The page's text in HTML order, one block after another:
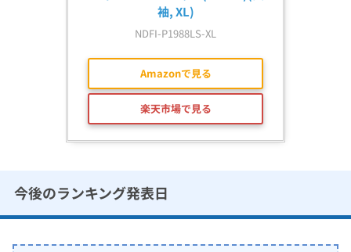
袖, XL)
NDFI-P1988LS-XL
Amazonで見る
楽天市場で見る
今後のランキング発表日